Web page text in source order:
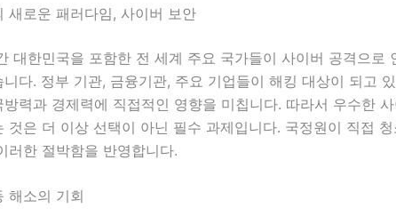
새로운 패러다임, 사이버 보안
대한민국을 포함한 전 세계 주요 국가들이 사이버 공격으로
니다. 정부 기관, 금융기관, 주요 기업들이 해킹 대상이 되고
방력과 경제력에 직접적인 영향을 미칩니다. 따라서 우수한
것은 더 이상 선택이 아닌 필수 과제입니다. 국정원이 직접
러한 절박함을 반영합니다.
해소의 기회